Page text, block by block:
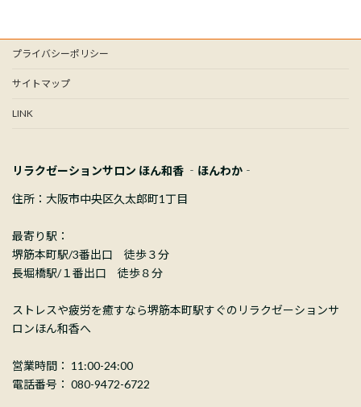
プライバシーポリシー
サイトマップ
LINK
リラクゼーションサロン ほん和香 ‐ほんわか‐
住所：大阪市中央区久太郎町1丁目
最寄り駅：
堺筋本町駅/3番出口 徒歩３分
長堀橋駅/１番出口 徒歩８分
ストレスや疲労を癒すなら堺筋本町駅すぐのリラクゼーションサ
ロンほん和香へ
営業時間： 11:00-24:00
電話番号： 080-9472-6722